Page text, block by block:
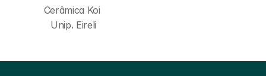
Cerâmica Koi
Unip. Eireli